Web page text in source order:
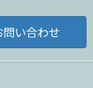
問い合わせ